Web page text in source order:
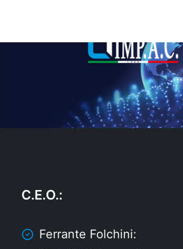
C.E.O.:
Ferrante Folchini: